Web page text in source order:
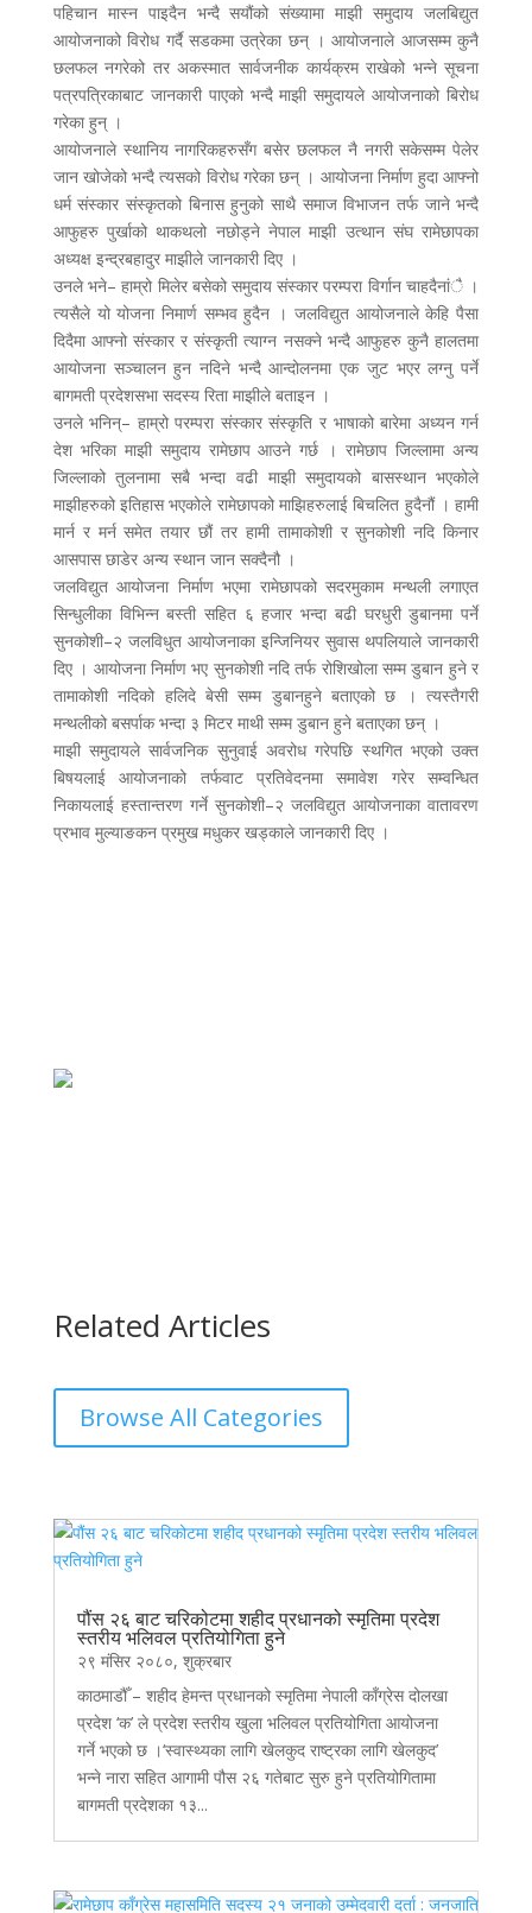
पहिचान मास्न पाइदैन भन्दै सयौंको संख्यामा माझी समुदाय जलबिद्युत
आयोजनाको विरोध गर्दै सडकमा उत्रेका छन् । आयोजनाले आजसम्म कुनै
छलफल नगरेको तर अकस्मात सार्वजनीक कार्यक्रम राखेको भन्ने सूचना
पत्रपत्रिकाबाट जानकारी पाएको भन्दै माझी समुदायले आयोजनाको बिरोध
गरेका हुन् ।
आयोजनाले स्थानिय नागरिकहरुसँग बसेर छलफल नै नगरी सकेसम्म पेलेर
जान खोजेको भन्दै त्यसको विरोध गरेका छन् । आयोजना निर्माण हुदा आफ्नो
धर्म संस्कार संस्कृतको बिनास हुनुको साथै समाज विभाजन तर्फ जाने भन्दै
आफुहरु पुर्खाको थाकथलो नछोड्ने नेपाल माझी उत्थान संघ रामेछापका
अध्यक्ष इन्द्रबहादुर माझीले जानकारी दिए ।
उनले भने– हाम्रो मिलेर बसेको समुदाय संस्कार परम्परा विर्गान चाहदैनांै ।
त्यसैले यो योजना निमार्ण सम्भव हुदैन । जलविद्युत आयोजनाले केहि पैसा
दिदैमा आफ्नो संस्कार र संस्कृती त्याग्न नसक्ने भन्दै आफुहरु कुनै हालतमा
आयोजना सञ्चालन हुन नदिने भन्दै आन्दोलनमा एक जुट भएर लग्नु पर्ने
बागमती प्रदेशसभा सदस्य रिता माझीले बताइन ।
उनले भनिन्– हाम्रो परम्परा संस्कार संस्कृति र भाषाको बारेमा अध्यन गर्न
देश भरिका माझी समुदाय रामेछाप आउने गर्छ । रामेछाप जिल्लामा अन्य
जिल्लाको तुलनामा सबै भन्दा वढी माझी समुदायको बासस्थान भएकोले
माझीहरुको इतिहास भएकोले रामेछापको माझिहरुलाई बिचलित हुदैनौं । हामी
मार्न र मर्न समेत तयार छौं तर हामी तामाकोशी र सुनकोशी नदि किनार
आसपास छाडेर अन्य स्थान जान सक्दैनौ ।
जलविद्युत आयोजना निर्माण भएमा रामेछापको सदरमुकाम मन्थली लगाएत
सिन्धुलीका विभिन्न बस्ती सहित ६ हजार भन्दा बढी घरधुरी डुबानमा पर्ने
सुनकोशी–२ जलविधुत आयोजनाका इन्जिनियर सुवास थपलियाले जानकारी
दिए । आयोजना निर्माण भए सुनकोशी नदि तर्फ रोशिखोला सम्म डुबान हुने र
तामाकोशी नदिको हलिदे बेसी सम्म डुबानहुने बताएको छ । त्यस्तैगरी
मन्थलीको बसर्पाक भन्दा ३ मिटर माथी सम्म डुबान हुने बताएका छन् ।
माझी समुदायले सार्वजनिक सुनुवाई अवरोध गरेपछि स्थगित भएको उक्त
बिषयलाई आयोजनाको तर्फवाट प्रतिवेदनमा समावेश गरेर सम्वन्धित
निकायलाई हस्तान्तरण गर्ने सुनकोशी–२ जलविद्युत आयोजनाका वातावरण
प्रभाव मुल्याङकन प्रमुख मधुकर खड्काले जानकारी दिए ।
Related Articles
Browse All Categories
पौंस २६ बाट चरिकोटमा शहीद प्रधानको स्मृतिमा प्रदेश
स्तरीय भलिवल प्रतियोगिता हुने
२९ मंसिर २०८०, शुक्रबार
काठमाडौँ – शहीद हेमन्त प्रधानको स्मृतिमा नेपाली काँग्रेस दोलखा
प्रदेश ‘क’ ले प्रदेश स्तरीय खुला भलिवल प्रतियोगिता आयोजना
गर्ने भएको छ ।‘स्वास्थ्यका लागि खेलकुद राष्ट्रका लागि खेलकुद’
भन्ने नारा सहित आगामी पौस २६ गतेबाट सुरु हुने प्रतियोगितामा
बागमती प्रदेशका १३...